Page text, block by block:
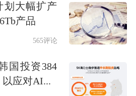
早些时候的约40 ws点
点。
叠加对伊原油制裁可
有望回升
划大幅扩产
产品
565评论
国投资384
应对AI...